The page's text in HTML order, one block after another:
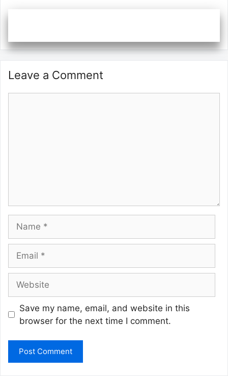
Leave a Comment
Save my name, email, and website in this
browser for the next time I comment.